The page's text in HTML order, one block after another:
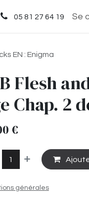
05 81 27 64 19 Se
EN : Enigma
Flesh
Chap. 2
€
générales